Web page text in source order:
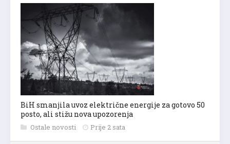
BiH smanjila uvoz električne energije za gotovo 50
posto, ali stižu nova upozorenja
Ostale novosti Prije 2 sata